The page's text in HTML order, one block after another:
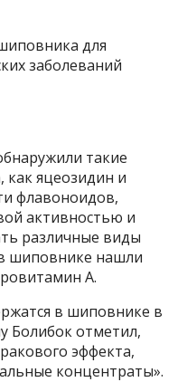
такие
яцеозидин и
флавоноидов,
активностью и
различные виды
шиповнике нашли
А.
в шиповнике в
Болибок отметил,
эффекта,
концентраты».